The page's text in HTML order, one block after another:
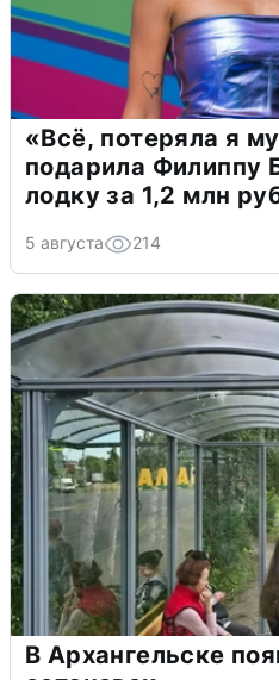
«Всё, потеряла я
подарила Филиппу
лодку за 1,2 млн
5 августа 214
В Архангельске